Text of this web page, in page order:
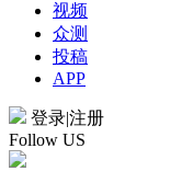
视频
众测
投稿
APP
登录|注册
Follow US